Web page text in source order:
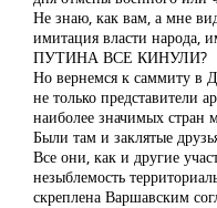
Не знаю, как вам, а мне
имитация власти народа,
ПУТИНА ВСЕ КИНУЛИ?
Но вернемся к саммиту в
не только представители
наиболее значимых стран
Были там и заклятые
Все они, как и другие
незыблемость
скреплена Варшавским